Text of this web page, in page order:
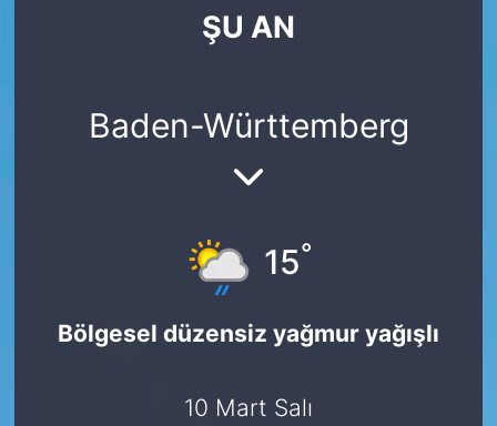
ŞU AN
Baden-Württemberg
15°
Bölgesel düzensiz yağmur yağışlı
10 Mart Salı